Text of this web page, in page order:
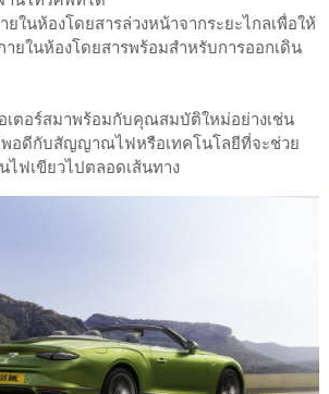
นห้องโดยสารล่วงหน้าจากระยะไกลเพื่อให้
ยในห้องโดยสารพร้อมสำหรับการออกเดิน
เตอร์สมาพร้อมกับคุณสมบัติใหม่อย่างเช่น
พอดีกับสัญญาณไฟหรือเทคโนโลยีที่จะช่วย
ฟเขียวไปตลอดเส้นทาง